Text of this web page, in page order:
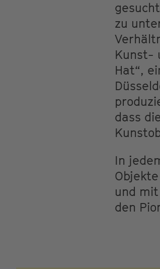
zu
Kunst-
Hat“,
dass
In
und
den